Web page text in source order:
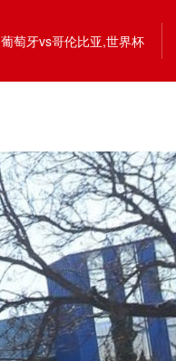
葡萄牙vs哥伦比亚,世界杯